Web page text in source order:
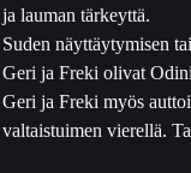
ja lauman tärkeyttä.
Suden näyttäytymisen
Geri ja Freki olivat
Geri ja Freki myös
valtaistuimen vierellä.